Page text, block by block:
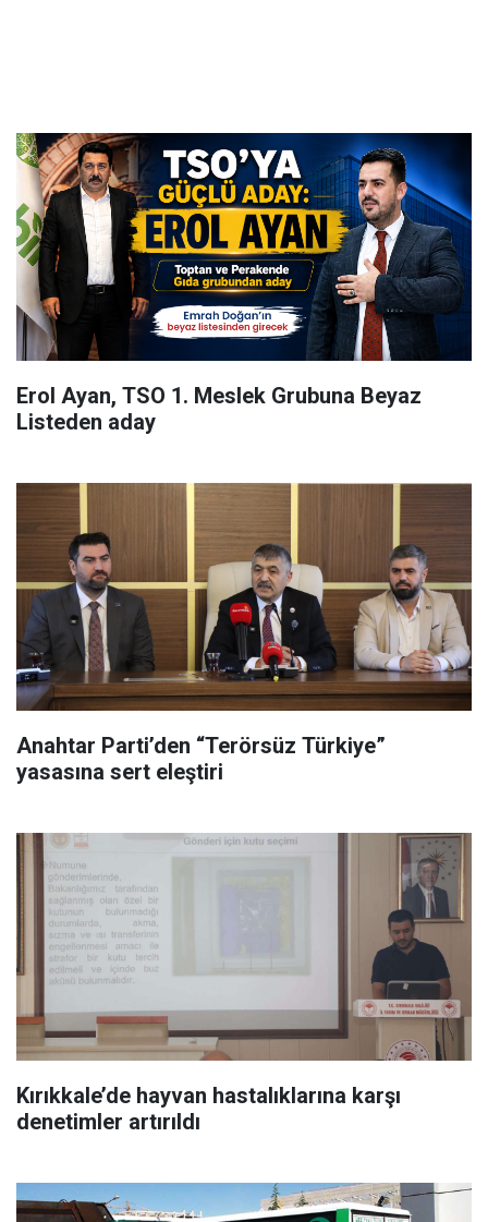
Erol Ayan, TSO 1. Meslek Grubuna Beyaz
Listeden aday
Anahtar Parti’den “Terörsüz Türkiye”
yasasına sert eleştiri
Kırıkkale’de hayvan hastalıklarına karşı
denetimler artırıldı